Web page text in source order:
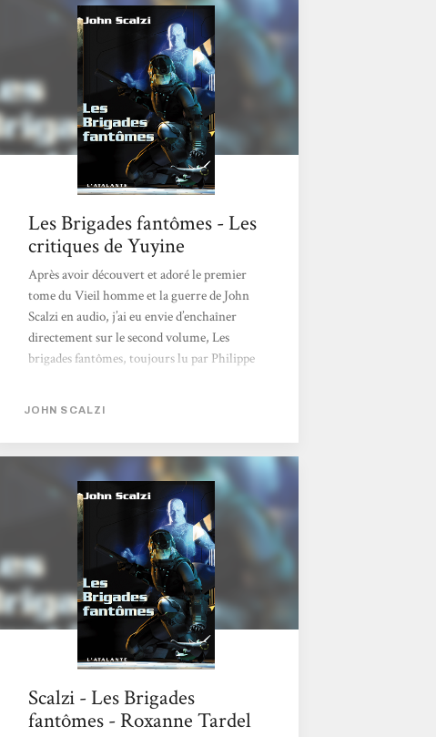
Les Brigades fantômes - Les
critiques de Yuyine
Après avoir découvert et adoré le premier
tome du Vieil homme et la guerre de John
Scalzi en audio, j’ai eu envie d’enchaîner
directement sur le second volume, Les
brigades fantômes, toujours lu par Philippe
31 mars dernier. Et voici ce que j’en ai
pensé… - Avez-vous un âme, vous lieutenant
Sagan?- Moi ? Pas que je sache,
administrateur Cainen. Chercher à
quantifier l'improbable, ce serait un pari
bizarre, non ? Une nouvelle histoire Si Les
brigades fantômes...
JOHN SCALZI
Scalzi - Les Brigades
fantômes - Roxanne Tardel